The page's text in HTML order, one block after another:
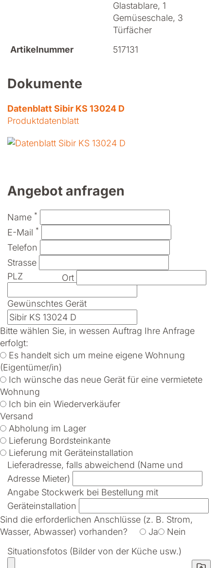
Glastablare, 1
Gemüseschale, 3
Türfächer
Artikelnummer
517131
Dokumente
Datenblatt Sibir KS 13024 D
Produktdatenblatt
Angebot anfragen
Name *
E-Mail *
Telefon
Strasse
PLZ
Ort
Gewünschtes Gerät
Bitte wählen Sie, in wessen Auftrag Ihre Anfrage
erfolgt:
Es handelt sich um meine eigene Wohnung
(Eigentümer/in)
Ich wünsche das neue Gerät für eine vermietete
Wohnung
Ich bin ein Wiederverkäufer
Versand
Abholung im Lager
Lieferung Bordsteinkante
Lieferung mit Geräteinstallation
Lieferadresse, falls abweichend (Name und
Adresse Mieter)
Angabe Stockwerk bei Bestellung mit
Geräteinstallation
Sind die erforderlichen Anschlüsse (z. B. Strom,
Wasser, Abwasser) vorhanden?
Ja
Nein
Situationsfotos (Bilder von der Küche usw.)